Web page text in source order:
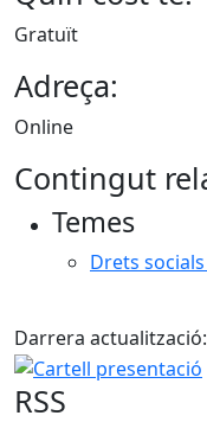
Gratuït
Adreça:
Online
Contingut
Temes
Drets
Darrera
Cartell presentació
RSS